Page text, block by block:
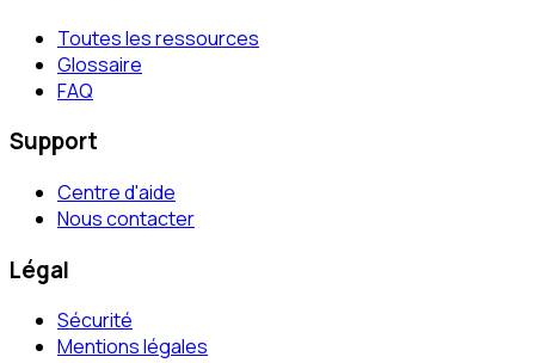
Toutes les ressources
Glossaire
FAQ
Support
Centre d'aide
Nous contacter
Légal
Sécurité
Mentions légales